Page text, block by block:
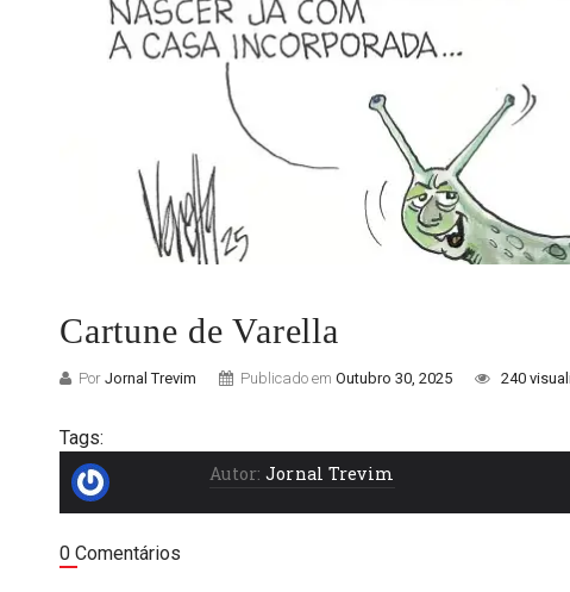
Cartune de Varella
Por Jornal Trevim Publicado em Outubro 30, 2025 240
Tags:
Autor: Jornal Trevim
0 Comentários